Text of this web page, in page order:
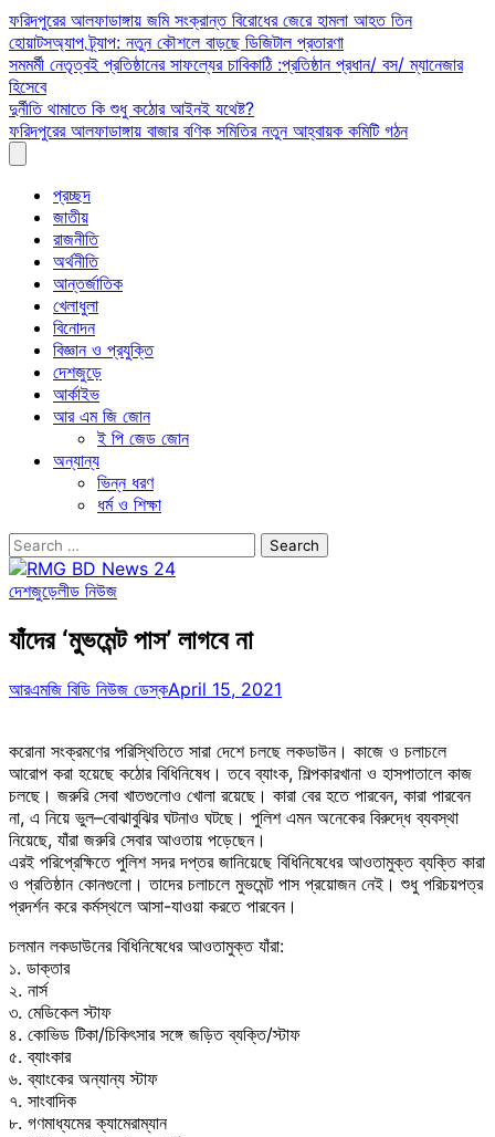
Skip
to
content
ফরিদপুরের আলফাডাঙ্গায় জমি সংক্রান্ত বিরোধের জেরে হামলা আহত তিন
হোয়াটসঅ্যাপ ট্র্যাপ: নতুন কৌশলে বাড়ছে ডিজিটাল প্রতারণা
সমমর্মী নেতৃত্বই প্রতিষ্ঠানের সাফল্যের চাবিকাঠি :প্রতিষ্ঠান প্রধান/ বস/ ম্যানেজার
হিসেবে
দুর্নীতি থামাতে কি শুধু কঠোর আইনই যথেষ্ট?
ফরিদপুরের আলফাডাঙ্গায় বাজার বণিক সমিতির নতুন আহ্বায়ক কমিটি গঠন
প্রচ্ছদ
জাতীয়
রাজনীতি
অর্থনীতি
আন্তর্জাতিক
খেলাধুলা
বিনোদন
বিজ্ঞান ও প্রযুক্তি
দেশজুড়ে
আর্কাইভ
আর এম জি জোন
ই পি জেড জোন
অন্যান্য
ভিন্ন ধরণ
ধর্ম ও শিক্ষা
Search
for:
দেশজুড়েলীড নিউজ
যাঁদের ‘মুভমেন্ট পাস’ লাগবে না
আরএমজি বিডি নিউজ ডেস্কApril 15, 2021
করোনা সংক্রমণের পরিস্থিতিতে সারা দেশে চলছে লকডাউন। কাজে ও চলাচলে
আরোপ করা হয়েছে কঠোর বিধিনিষেধ। তবে ব্যাংক, শিল্পকারখানা ও হাসপাতালে কাজ
চলছে। জরুরি সেবা খাতগুলোও খোলা রয়েছে। কারা বের হতে পারবেন, কারা পারবেন
না, এ নিয়ে ভুল–বোঝাবুঝির ঘটনাও ঘটছে। পুলিশ এমন অনেকের বিরুদ্ধে ব্যবস্থা
নিয়েছে, যাঁরা জরুরি সেবার আওতায় পড়েছেন।
এরই পরিপ্রেক্ষিতে পুলিশ সদর দপ্তর জানিয়েছে বিধিনিষেধের আওতামুক্ত ব্যক্তি কারা
ও প্রতিষ্ঠান কোনগুলো। তাদের চলাচলে মুভমেন্ট পাস প্রয়োজন নেই। শুধু পরিচয়পত্র
প্রদর্শন করে কর্মস্থলে আসা-যাওয়া করতে পারবেন।
চলমান লকডাউনের বিধিনিষেধের আওতামুক্ত যাঁরা:
১. ডাক্তার
২. নার্স
৩. মেডিকেল স্টাফ
৪. কোভিড টিকা/চিকিৎসার সঙ্গে জড়িত ব্যক্তি/স্টাফ
৫. ব্যাংকার
৬. ব্যাংকের অন্যান্য স্টাফ
৭. সাংবাদিক
৮. গণমাধ্যমের ক্যামেরাম্যান